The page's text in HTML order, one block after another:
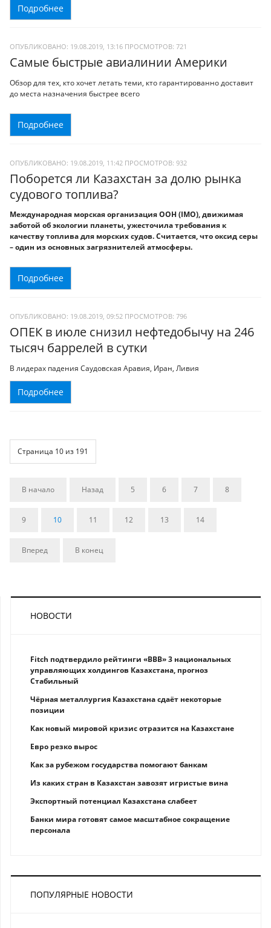
Подробнее
ОПУБЛИКОВАНО: 19.08.2019, 13:16 ПРОСМОТРОВ: 721
Самые быстрые авиалинии Америки
Обзор для тех, кто хочет летать теми, кто гарантированно доставит
до места назначения быстрее всего
Подробнее
ОПУБЛИКОВАНО: 19.08.2019, 11:42 ПРОСМОТРОВ: 932
Поборется ли Казахстан за долю рынка
судового топлива?
Международная морская организация ООН (IMO), движимая
заботой об экологии планеты, ужесточила требования к
качеству топлива для морских судов. Считается, что оксид серы
– один из основных загрязнителей атмосферы.
Подробнее
ОПУБЛИКОВАНО: 19.08.2019, 09:52 ПРОСМОТРОВ: 796
ОПЕК в июле снизил нефтедобычу на 246
тысяч баррелей в сутки
В лидерах падения Саудовская Аравия, Иран, Ливия
Подробнее
Страница 10 из 191
В начало Назад 5 6 7 8
9 10 11 12 13 14
Вперед В конец
НОВОСТИ
Fitch подтвердило рейтинги «BBB» 3 национальных
управляющих холдингов Казахстана, прогноз
Стабильный
Чёрная металлургия Казахстана сдаёт некоторые
позиции
Как новый мировой кризис отразится на Казахстане
Eврo рeзкo вырос
Как за рубежом государства помогают банкам
Из каких стран в Казахстан завозят игристые вина
Экспортный потенциал Казахстана слабеет
Банки мира готовят самое масштабное сокращение
персонала
ПОПУЛЯРНЫЕ НОВОСТИ